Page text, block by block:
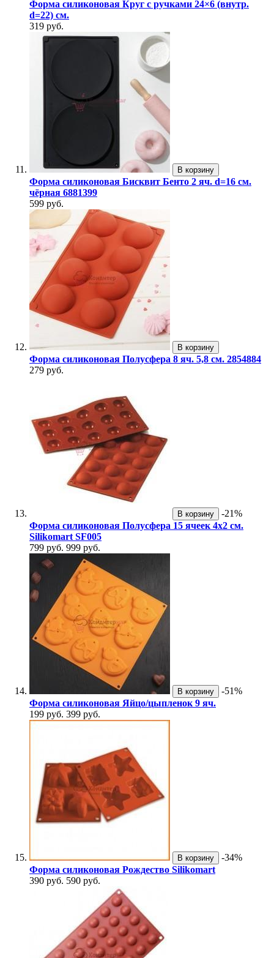
Форма силиконовая Круг с ручками 24×6 (внутр.
d=22) см.
319 руб.
В корзину
Форма силиконовая Бисквит Бенто 2 яч. d=16 см.
чёрная 6881399
599 руб.
В корзину
Форма силиконовая Полусфера 8 яч. 5,8 см. 2854884
279 руб.
В корзину
-21%
Форма силиконовая Полусфера 15 ячеек 4х2 см.
Silikomart SF005
799 руб. 999 руб.
В корзину
-51%
Форма силиконовая Яйцо/цыпленок 9 яч.
199 руб. 399 руб.
В корзину
-34%
Форма силиконовая Рождество Silikomart
390 руб. 590 руб.